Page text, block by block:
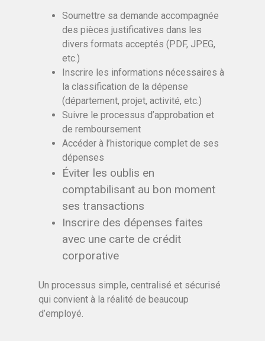
Soumettre sa demande accompagnée
des pièces justificatives dans les
divers formats acceptés (PDF, JPEG,
etc.)
Inscrire les informations nécessaires à
la classification de la dépense
(département, projet, activité, etc.)
Suivre le processus d’approbation et
de remboursement
Accéder à l’historique complet de ses
dépenses
Éviter les oublis en
comptabilisant au bon moment
ses transactions
Inscrire des dépenses faites
avec une carte de crédit
corporative
Un processus simple, centralisé et sécurisé
qui convient à la réalité de beaucoup
d’employé.